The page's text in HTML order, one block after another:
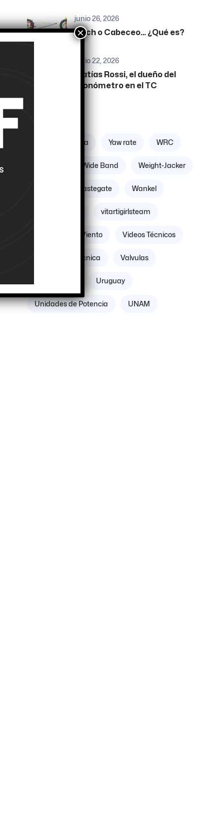
junio 26, 2026
Pitch o Cabeceo… ¿Qué es?
junio 22, 2026
Matías Rossi, el dueño del
cronómetro en el TC
Zona geográfica Yaw rate WRC
Wide Band Weight-Jacker
Wastegate Wankel
vitartigirlsteam
Viento Videos Técnicos
Verificación Técnica Valvulas
Uruguay
Unidades de Potencia UNAM
×